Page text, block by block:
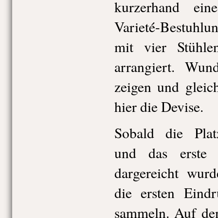
kurzerhand
Varieté-
mit vier
arrangiert.
zeigen und
hier die Devise.
Sobald die
und das erste
dargereicht
die ersten
sammeln. Auf